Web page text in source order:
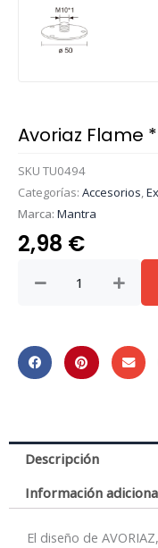
Avoriaz Flame
SKU TU0494
Categorías: Accesorios,
Marca: Mantra
2,98 €
Flame
Sujeccion
cantidad
Descripción
Información
El diseño de